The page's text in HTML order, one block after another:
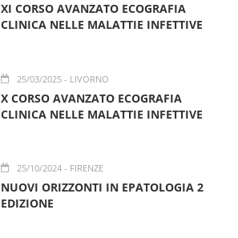
XI CORSO AVANZATO ECOGRAFIA
CLINICA NELLE MALATTIE INFETTIVE
25/03/2025 - LIVORNO
X CORSO AVANZATO ECOGRAFIA
CLINICA NELLE MALATTIE INFETTIVE
25/10/2024 - FIRENZE
NUOVI ORIZZONTI IN EPATOLOGIA 2
EDIZIONE